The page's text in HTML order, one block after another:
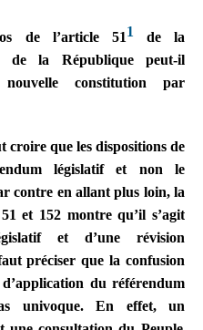
de l’article 511de la
de la République peut-il
constitution par
croire que les dispositions de
législatif et non le
contre en allant plus loin, la
et 152 montre qu’il s’agit
et d’une révision
préciser que la confusion
du référendum
univoque. En effet, un